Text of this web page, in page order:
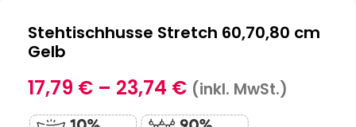
Stehtischhusse Stretch 60,70,80 cm
Gelb
17,79 € – 23,74 € (inkl. MwSt.)